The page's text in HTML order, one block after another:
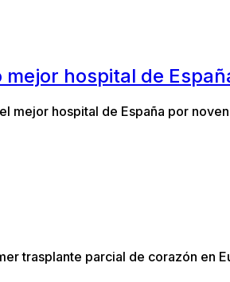
mejor hospital de
mejor hospital de España por
trasplante parcial de corazón en